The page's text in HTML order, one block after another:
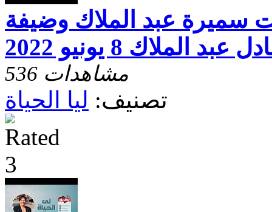
سميرة عبد الملاك وضيفة
الملاك 8 يونيو 2022
536 مشاهدات
تصنيف: ليا الحياة